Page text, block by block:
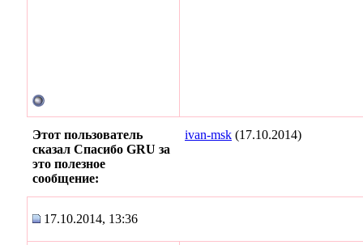
Этот пользователь
сказал Спасибо GRU за
это полезное
сообщение:
ivan-msk (17.10.2014)
17.10.2014, 13:36